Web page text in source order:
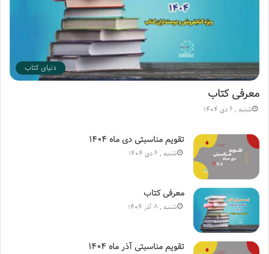
امام حسین علیه السلام
شعبان
معرفی کتاب
دنیای کتاب
معرفی کتاب
شنبه , 6 دی 1404
تقویم مناسبتی دی ماه ۱۴۰۴
شنبه , 6 دی 1404
معرفی کتاب
شنبه , 8 آذر 1404
تقویم مناسبتی آذر ماه ۱۴۰۴